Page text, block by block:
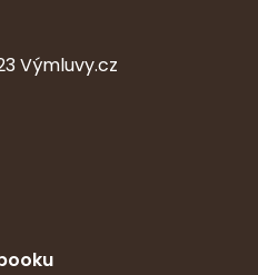
Výmluvy.cz